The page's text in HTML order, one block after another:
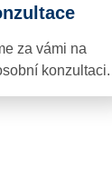
za vámi na
konzultaci.